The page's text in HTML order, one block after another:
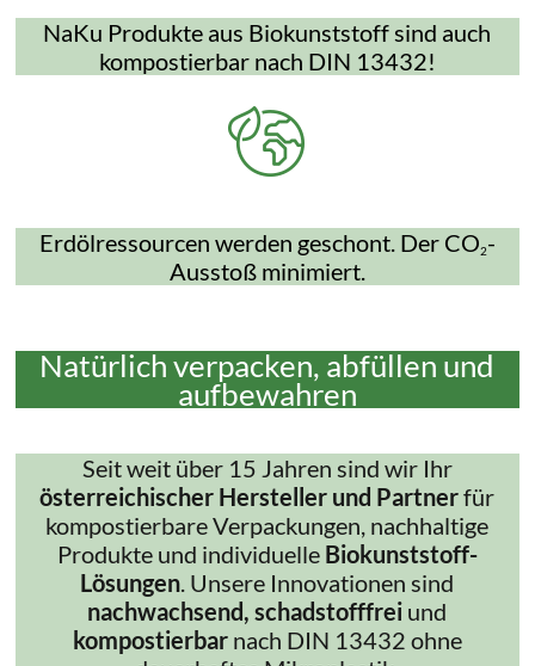
NaKu Produkte aus Biokunststoff sind auch
kompostierbar nach DIN 13432!
Erdölressourcen werden geschont. Der CO2-
Ausstoß minimiert.
Natürlich verpacken, abfüllen und
aufbewahren
Seit weit über 15 Jahren sind wir Ihr
österreichischer Hersteller und Partnerfür
kompostierbare Verpackungen, nachhaltige
Produkte und individuelle Biokunststoff-
Lösungen. Unsere Innovationen sind
nachwachsend, schadstofffrei und
kompostierbar nach DIN 13432 ohne